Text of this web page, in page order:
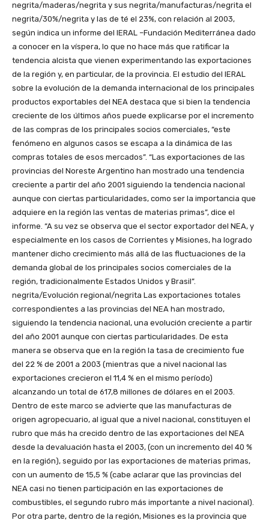
negrita/maderas/negrita y sus negrita/manufacturas/negrita el
negrita/30%/negrita y las de té el 23%, con relación al 2003,
según indica un informe del IERAL –Fundación Mediterránea dado
a conocer en la víspera, lo que no hace más que ratificar la
tendencia alcista que vienen experimentando las exportaciones
de la región y, en particular, de la provincia. El estudio del IERAL
sobre la evolución de la demanda internacional de los principales
productos exportables del NEA destaca que si bien la tendencia
creciente de los últimos años puede explicarse por el incremento
de las compras de los principales socios comerciales, “este
fenómeno en algunos casos se escapa a la dinámica de las
compras totales de esos mercados”. “Las exportaciones de las
provincias del Noreste Argentino han mostrado una tendencia
creciente a partir del año 2001 siguiendo la tendencia nacional
aunque con ciertas particularidades, como ser la importancia que
adquiere en la región las ventas de materias primas”, dice el
informe. “A su vez se observa que el sector exportador del NEA, y
especialmente en los casos de Corrientes y Misiones, ha logrado
mantener dicho crecimiento más allá de las fluctuaciones de la
demanda global de los principales socios comerciales de la
región, tradicionalmente Estados Unidos y Brasil”.
negrita/Evolución regional/negrita Las exportaciones totales
correspondientes a las provincias del NEA han mostrado,
siguiendo la tendencia nacional, una evolución creciente a partir
del año 2001 aunque con ciertas particularidades. De esta
manera se observa que en la región la tasa de crecimiento fue
del 22 % de 2001 a 2003 (mientras que a nivel nacional las
exportaciones crecieron el 11,4 % en el mismo período)
alcanzando un total de 617,8 millones de dólares en el 2003.
Dentro de este marco se advierte que las manufacturas de
origen agropecuario, al igual que a nivel nacional, constituyen el
rubro que más ha crecido dentro de las exportaciones del NEA
desde la devaluación hasta el 2003, (con un incremento del 40 %
en la región), seguido por las exportaciones de materias primas,
con un aumento de 15,5 % (cabe aclarar que las provincias del
NEA casi no tienen participación en las exportaciones de
combustibles, el segundo rubro más importante a nivel nacional).
Por otra parte, dentro de la región, Misiones es la provincia que